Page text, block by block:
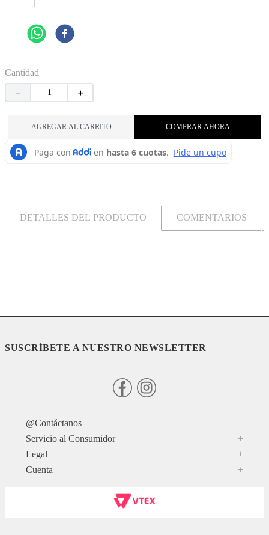
Cantidad
＋
－
AGREGAR AL CARRITO COMPRAR AHORA
DETALLES DEL PRODUCTO COMENTARIOS
SUSCRÍBETE A NUESTRO NEWSLETTER
@Contáctanos
Servicio al Consumidor
+
Legal
+
Cuenta
+